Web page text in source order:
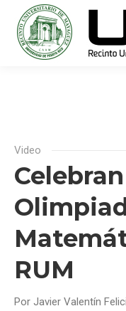
Video
RUM
Por Javier Valentín